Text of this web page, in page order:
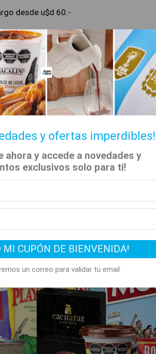
y ofertas imperdibles!
ahora y accede a novedades y
exclusivos solo para ti!
MI CUPÓN DE BIENVENIDA!
un correo para validar tu email.
desde u$d 60.-
🏷️ Todas las categorías
Libros